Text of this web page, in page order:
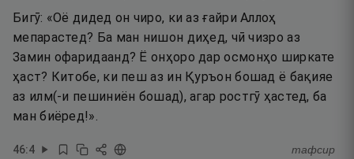
Бигӯ: «Оё дидед он чиро, ки аз ғайри Аллоҳ
мепарастед? Ба ман нишон диҳед, чӣ чизро аз
Замин офаридаанд? Ё онҳоро дар осмонҳо ширкате
ҳаст? Китобе, ки пеш аз ин Қуръон бошад ё бақияе
аз илм(-и пешиниён бошад), агар ростгӯ ҳастед, ба
ман биёред!».
46:4 тафсир